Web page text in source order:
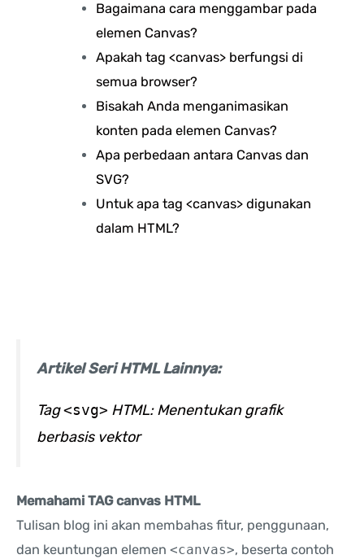
Bagaimana cara menggambar pada
elemen Canvas?
Apakah tag <canvas> berfungsi di
semua browser?
Bisakah Anda menganimasikan
konten pada elemen Canvas?
Apa perbedaan antara Canvas dan
SVG?
Untuk apa tag <canvas> digunakan
dalam HTML?
Artikel Seri HTML Lainnya:
Tag<svg> HTML: Menentukan grafik
berbasis vektor
Memahami TAG canvas HTML
Tulisan blog ini akan membahas fitur, penggunaan,
dan keuntungan elemen <canvas>, beserta contoh